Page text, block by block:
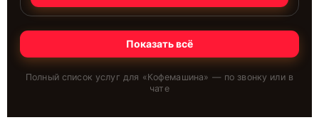
Показать всё
Полный список услуг для «Кофемашина» — по звонку или в
чате